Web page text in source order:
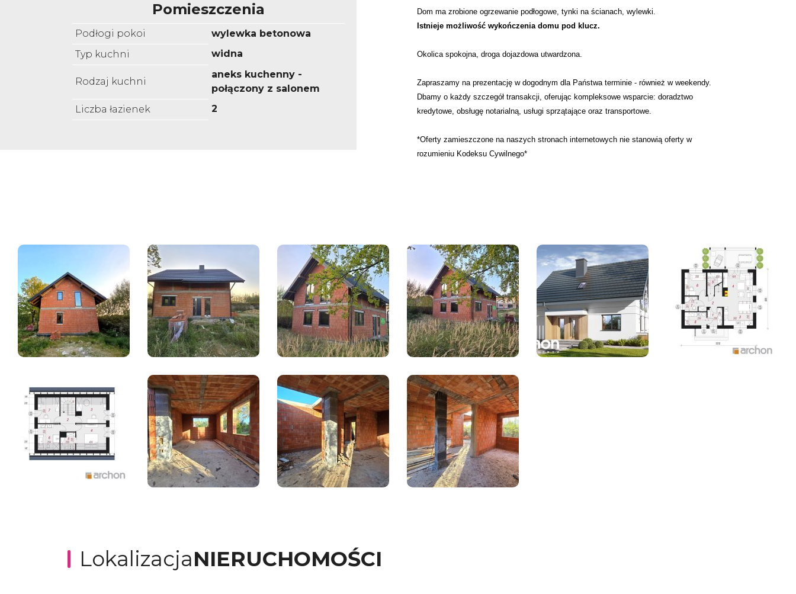
Pomieszczenia
Podłogi pokoi
wylewka betonowa
Typ kuchni
widna
Rodzaj kuchni
aneks kuchenny -
połączony z salonem
Liczba łazienek
2
Dom ma zrobione ogrzewanie podłogowe, tynki na ścianach, wylewki.
stnieje możliwość wykończenia domu pod klucz.
Okolica spokojna, droga dojazdowa utwardzona.
Zapraszamy na prezentację w dogodnym dla Państwa terminie - również w weekendy.
Dbamy o każdy szczegół transakcji, oferując kompleksowe wsparcie: doradztwo
kredytowe, obsługę notarialną, usługi sprzątające oraz transportowe.
*Oferty zamieszczone na naszych stronach internetowych nie stanowią oferty w
rozumieniu Kodeksu Cywilnego*
LokalizacjaNIERUCHOMOŚCI